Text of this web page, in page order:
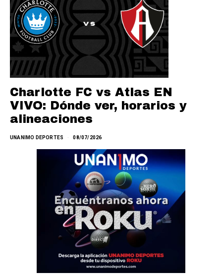
Charlotte FC vs Atlas EN
VIVO: Dónde ver, horarios y
alineaciones
UNANIMO DEPORTES 08/07/2026